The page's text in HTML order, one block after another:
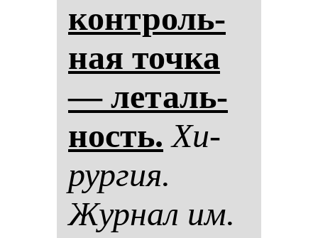
кон­троль­
ная точ­ка
— ле­таль­
ность. Хи­
рур­гия.
Жур­нал им.